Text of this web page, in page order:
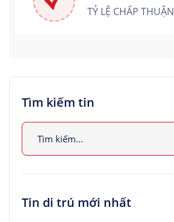
TỶ LỆ CHẤP THUẬN
Tìm kiếm tin
Tin di trú mới nhất